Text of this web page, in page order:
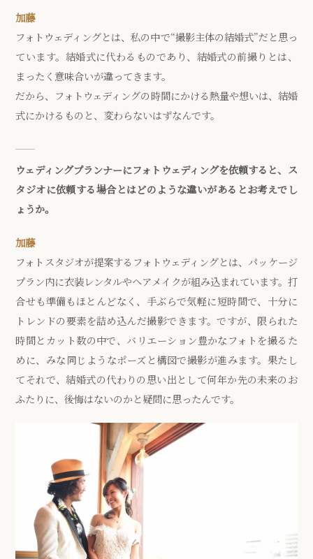
加藤
フォトウェディングとは、私の中で“撮影主体の結婚式”だと思っ
ています。結婚式に代わるものであり、結婚式の前撮りとは、
まったく意味合いが違ってきます。
だから、フォトウェディングの時間にかける熱量や想いは、結婚
式にかけるものと、変わらないはずなんです。
ウェディングプランナーにフォトウェディングを依頼すると、ス
タジオに依頼する場合とはどのような違いがあるとお考えでし
ょうか。
加藤
フォトスタジオが提案するフォトウェディングとは、パッケージ
プラン内に衣装レンタルやヘアメイクが組み込まれています。打
合せも準備もほとんどなく、手ぶらで気軽に短時間で、十分に
トレンドの要素を詰め込んだ撮影できます。ですが、限られた
時間とカット数の中で、バリエーション豊かなフォトを撮るた
めに、みな同じようなポーズと構図で撮影が進みます。果たし
てそれで、結婚式の代わりの思い出として何年か先の未来のお
ふたりに、後悔はないのかと疑問に思ったんです。